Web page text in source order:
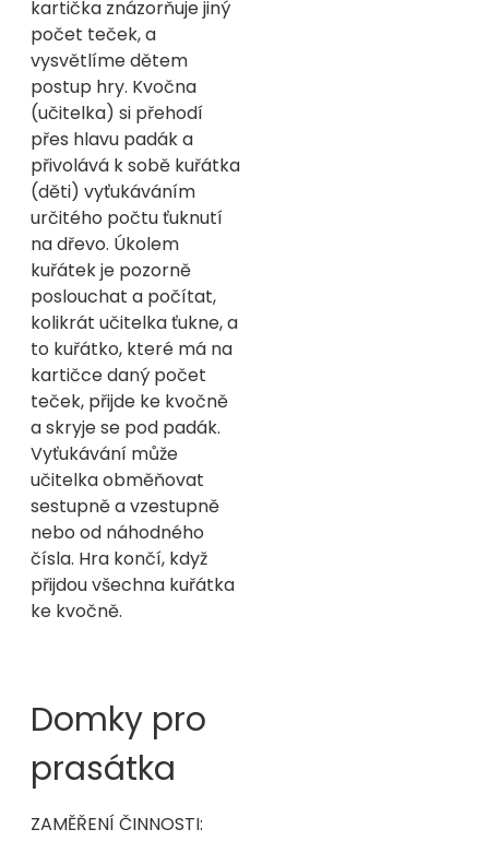
kartička znázorňuje jiný
počet teček, a
vysvětlíme dětem
postup hry. Kvočna
(učitelka) si přehodí
přes hlavu padák a
přivolává k sobě kuřátka
(děti) vyťukáváním
určitého počtu ťuknutí
na dřevo. Úkolem
kuřátek je pozorně
poslouchat a počítat,
kolikrát učitelka ťukne, a
to kuřátko, které má na
kartičce daný počet
teček, přijde ke kvočně
a skryje se pod padák.
Vyťukávání může
učitelka obměňovat
sestupně a vzestupně
nebo od náhodného
čísla. Hra končí, když
přijdou všechna kuřátka
ke kvočně.
Domky pro
prasátka
ZAMĚŘENÍ ČINNOSTI: